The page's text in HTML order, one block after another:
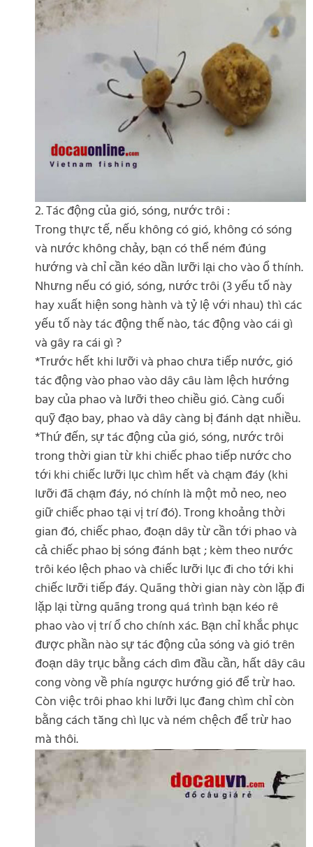
2. Tác động của gió, sóng, nước trôi :
Trong thực tế, nếu không có gió, không có sóng
và nước không chảy, bạn có thể ném đúng
hướng và chỉ cần kéo dần lưỡi lại cho vào ổ thính.
Nhưng nếu có gió, sóng, nước trôi (3 yếu tố này
hay xuất hiện song hành và tỷ lệ với nhau) thì các
yếu tố này tác động thế nào, tác động vào cái gì
và gây ra cái gì ?
*Trước hết khi lưỡi và phao chưa tiếp nước, gió
tác động vào phao vào dây câu làm lệch hướng
bay của phao và lưỡi theo chiều gió. Càng cuối
quỹ đạo bay, phao và dây càng bị đánh dạt nhiều.
*Thứ đến, sự tác động của gió, sóng, nước trôi
trong thời gian từ khi chiếc phao tiếp nước cho
tới khi chiếc lưỡi lục chìm hết và chạm đáy (khi
lưỡi đã chạm đáy, nó chính là một mỏ neo, neo
giữ chiếc phao tại vị trí đó). Trong khoảng thời
gian đó, chiếc phao, đoạn dây từ cần tới phao và
cả chiếc phao bị sóng đánh bạt ; kèm theo nước
trôi kéo lệch phao và chiếc lưỡi lục đi cho tới khi
chiếc lưỡi tiếp đáy. Quãng thời gian này còn lặp đi
lặp lại từng quãng trong quá trình bạn kéo rê
phao vào vị trí ổ cho chính xác. Bạn chỉ khắc phục
được phần nào sự tác động của sóng và gió trên
đoạn dây trục bằng cách dìm đầu cần, hất dây câu
cong vòng về phía ngược hướng gió để trừ hao.
Còn việc trôi phao khi lưỡi lục đang chìm chỉ còn
bằng cách tăng chì lục và ném chệch để trừ hao
mà thôi.